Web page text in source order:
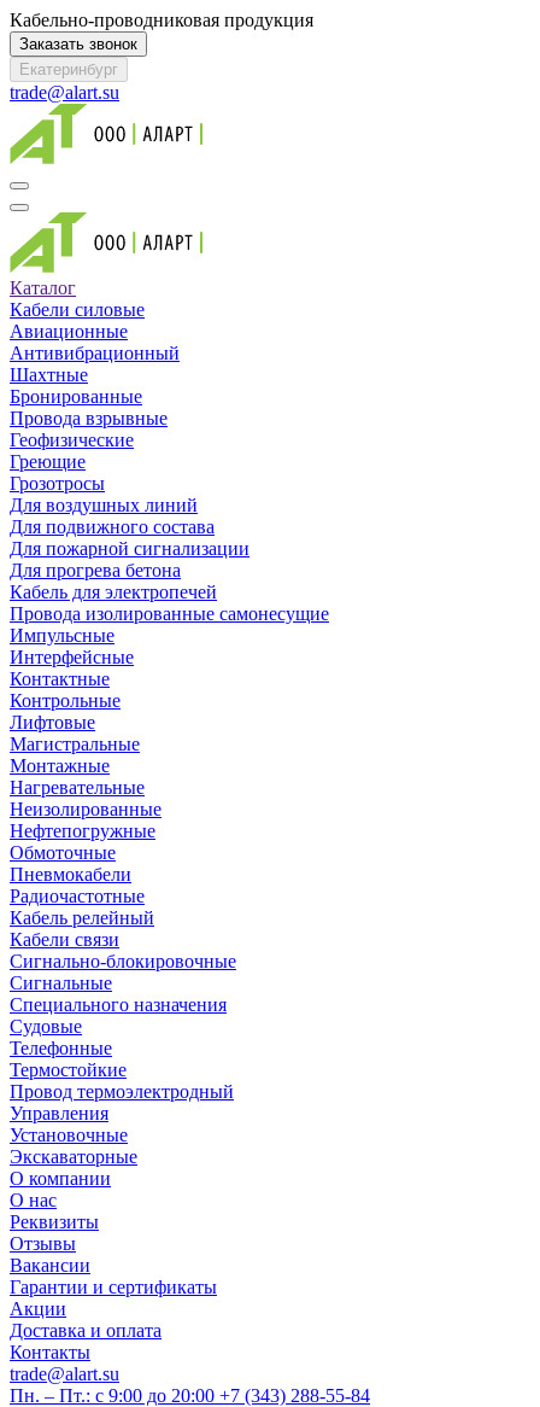
Кабельно-проводниковая продукция
Заказать звонок
Екатеринбург
trade@alart.su
Каталог
Кабели силовые
Авиационные
Антивибрационный
Шахтные
Бронированные
Провода взрывные
Геофизические
Греющие
Грозотросы
Для воздушных линий
Для подвижного состава
Для пожарной сигнализации
Для прогрева бетона
Кабель для электропечей
Провода изолированные самонесущие
Импульсные
Интерфейсные
Контактные
Контрольные
Лифтовые
Магистральные
Монтажные
Нагревательные
Неизолированные
Нефтепогружные
Обмоточные
Пневмокабели
Радиочастотные
Кабель релейный
Кабели связи
Сигнально-блокировочные
Сигнальные
Специального назначения
Судовые
Телефонные
Термостойкие
Провод термоэлектродный
Управления
Установочные
Экскаваторные
О компании
О нас
Реквизиты
Отзывы
Вакансии
Гарантии и сертификаты
Акции
Доставка и оплата
Контакты
trade@alart.su
Пн. – Пт.: с 9:00 до 20:00 +7 (343) 288-55-84